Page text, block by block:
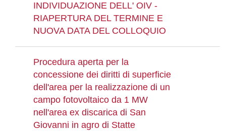
INDIVIDUAZIONE DELL' OIV -
RIAPERTURA DEL TERMINE E
NUOVA DATA DEL COLLOQUIO
Procedura aperta per la
concessione dei diritti di superficie
dell'area per la realizzazione di un
campo fotovoltaico da 1 MW
nell'area ex discarica di San
Giovanni in agro di Statte